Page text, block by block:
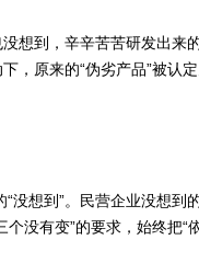
到，辛辛苦苦研发出来
，原来的“伪劣产品”被认
想到”。民营企业没想到
没有变”的要求，始终把“